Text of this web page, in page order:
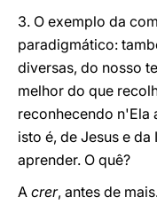
3. O exemplo da
paradigmático:
diversas, do nosso
melhor do que
reconhecendo n'Ela
isto é, de Jesus e da
aprender. O quê?
A crer, antes de